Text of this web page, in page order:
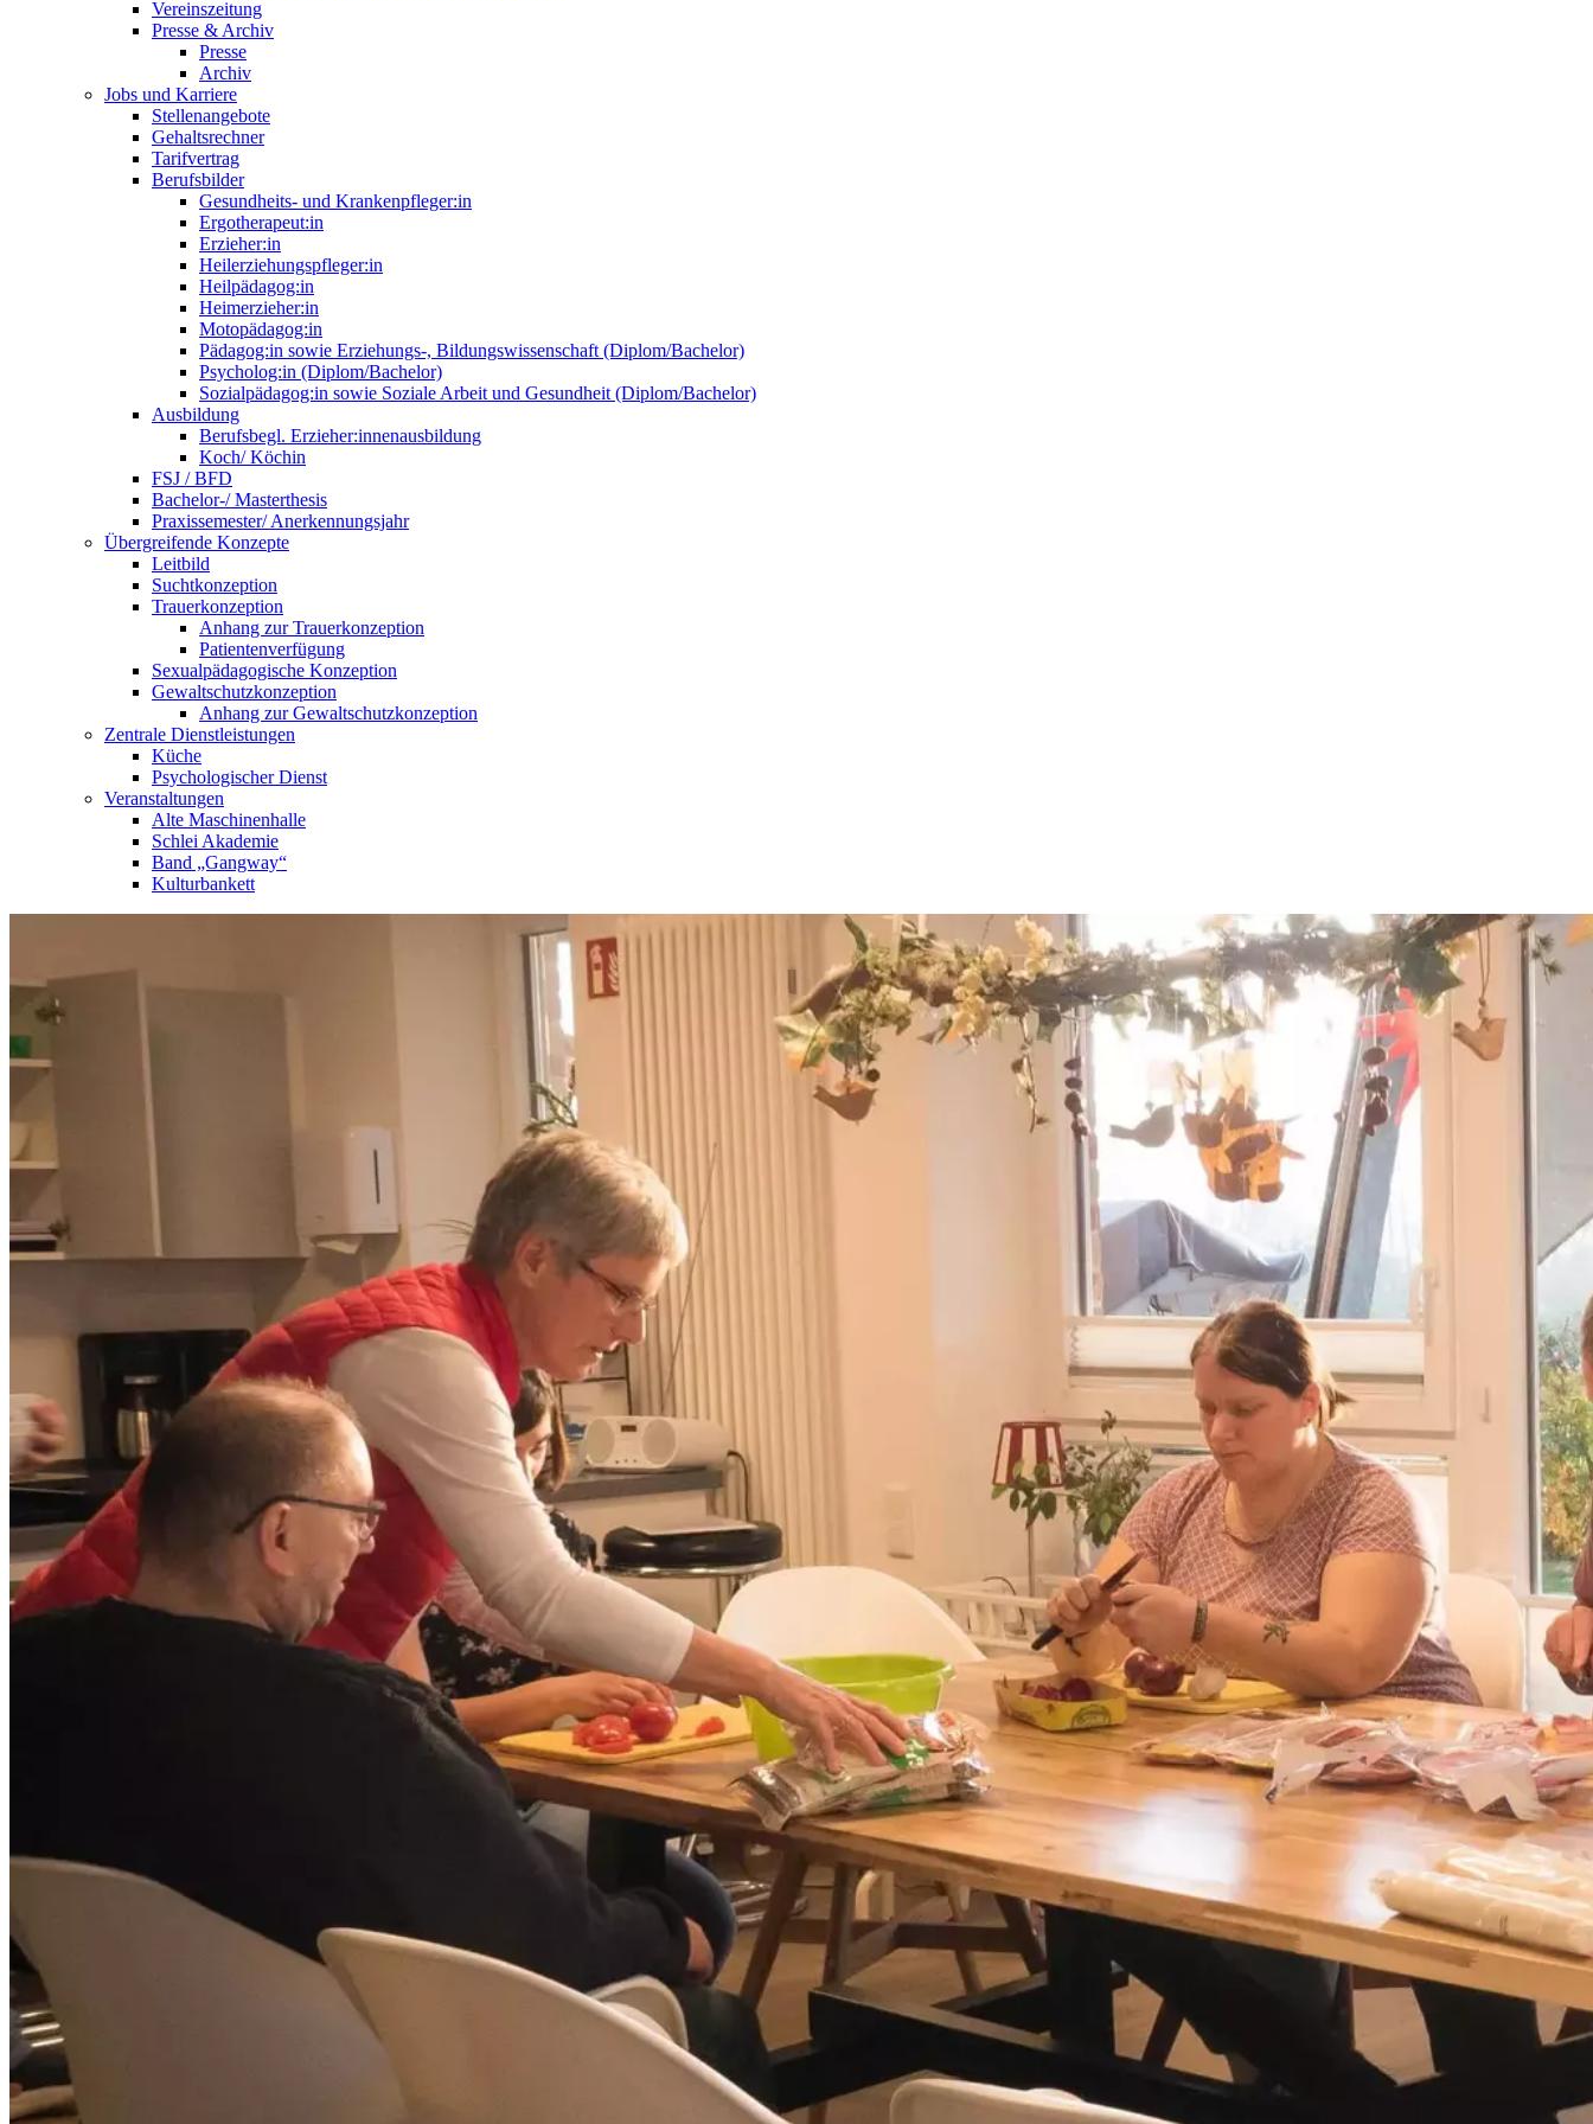
Vereinszeitung
Presse & Archiv
Presse
Archiv
Jobs und Karriere
Stellenangebote
Gehaltsrechner
Tarifvertrag
Berufsbilder
Gesundheits- und Krankenpfleger:in
Ergotherapeut:in
Erzieher:in
Heilerziehungspfleger:in
Heilpädagog:in
Heimerzieher:in
Motopädagog:in
Pädagog:in sowie Erziehungs-, Bildungswissenschaft (Diplom/Bachelor)
Psycholog:in (Diplom/Bachelor)
Sozialpädagog:in sowie Soziale Arbeit und Gesundheit (Diplom/Bachelor)
Ausbildung
Berufsbegl. Erzieher:innenausbildung
Koch/ Köchin
FSJ / BFD
Bachelor-/ Masterthesis
Praxissemester/ Anerkennungsjahr
Übergreifende Konzepte
Leitbild
Suchtkonzeption
Trauerkonzeption
Anhang zur Trauerkonzeption
Patientenverfügung
Sexualpädagogische Konzeption
Gewaltschutzkonzeption
Anhang zur Gewaltschutzkonzeption
Zentrale Dienstleistungen
Küche
Psychologischer Dienst
Veranstaltungen
Alte Maschinenhalle
Schlei Akademie
Band „Gangway“
Kulturbankett